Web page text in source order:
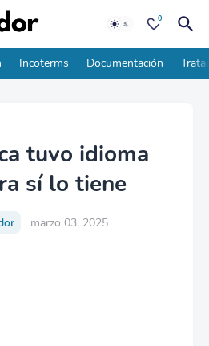
0
Incoterms Documentación
tuvo idioma
sí lo tiene
marzo 03, 2025